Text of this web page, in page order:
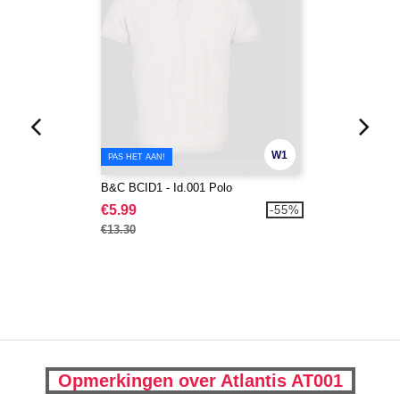
W1
PAS HET AAN!
B&C BCID1 - Id.001 Polo
€5.99
€13.30
-55%
Opmerkingen over Atlantis AT001